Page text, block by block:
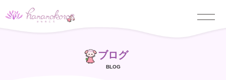
ブログ
BLOG